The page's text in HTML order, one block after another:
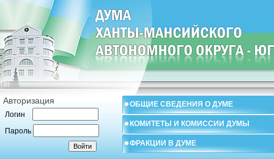
Авторизация
Логин
Пароль
ОБЩИЕ СВЕДЕНИЯ О ДУМЕ
КОМИТЕТЫ И КОМИССИИ ДУМЫ
ФРАКЦИИ В ДУМЕ